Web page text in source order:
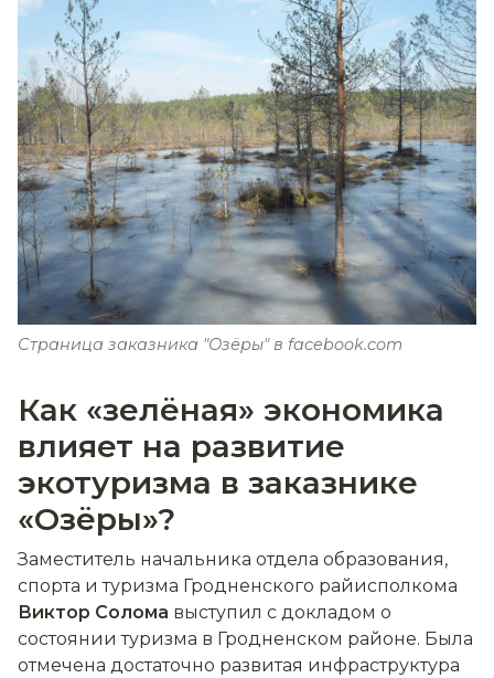
Страница заказника "Озёры" в facebook.com
Как «зелёная» экономика
влияет на развитие
экотуризма в заказнике
«Озёры»?
Заместитель начальника отдела образования,
спорта и туризма Гродненского райисполкома
Виктор Солома выступил с докладом о
состоянии туризма в Гродненском районе. Была
отмечена достаточно развитая инфраструктура